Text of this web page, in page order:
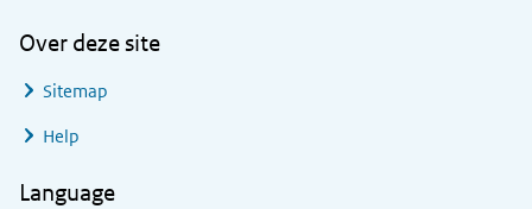
Over deze site
Sitemap
Help
Language